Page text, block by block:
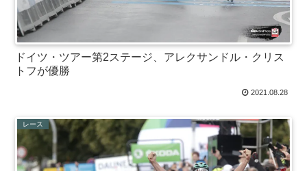
ドイツ・ツアー第2ステージ、アレクサンドル・クリス
トフが優勝
2021.08.28
レース